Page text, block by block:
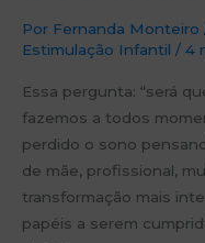
Por Fernanda Monteiro
Estimulação Infantil / 4
Essa pergunta: “será
fazemos a todos
perdido o sono
de mãe, profissional,
transformação mais
papéis a serem